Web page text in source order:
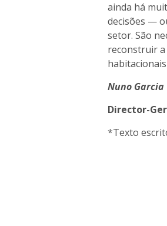
ainda há
decisões —
setor. São
reconstruir a
Nuno Garcia
Director-
*Texto